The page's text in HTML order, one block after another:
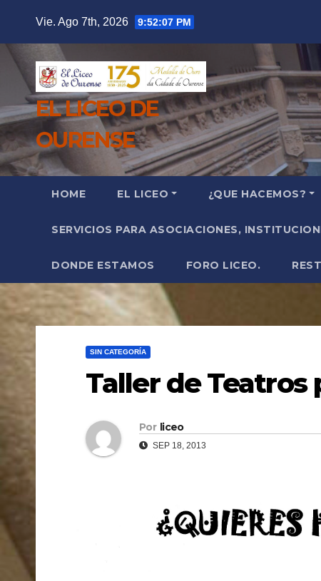
contenido
Vie. Ago 7th, 2026 9:52:09 PM
EL LICEO DE
OURENSE
HOME EL LICEO ¿QUE HACEMOS?
SERVICIOS PARA ASOCIACIONES,
DONDE ESTAMOS FORO LICEO.
SIN CATEGORÍA
Taller de Teatros
Por liceo
SEP 18, 2013